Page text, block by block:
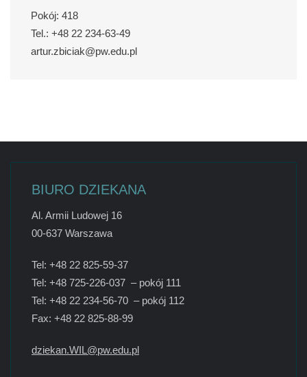
Pokój: 418
Tel.: +48 22 234-63-49
artur.zbiciak@pw.edu.pl
BIURO DZIEKANA
Al. Armii Ludowej 16
00-637 Warszawa
Tel: +48 22 825-59-37
Tel: +48 725-226-037 – pokój 111
Tel: +48 22 234-56-70 – pokój 112
Fax: +48 22 825-88-99
dziekan.WIL@pw.edu.pl